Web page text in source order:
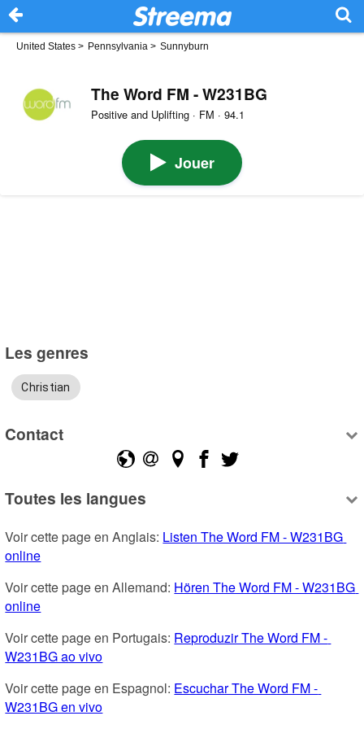
United States > Pennsylvania > Sunnyburn
The Word FM - W231BG
Positive and Uplifting · FM · 94.1
Jouer
Les genres
Christian
Contact
Toutes les langues
Voir cette page en Anglais: Listen The Word FM - W231BG
online
Voir cette page en Allemand: Hören The Word FM - W231BG
online
Voir cette page en Portugais: Reproduzir The Word FM -
W231BG ao vivo
Voir cette page en Espagnol: Escuchar The Word FM -
W231BG en vivo